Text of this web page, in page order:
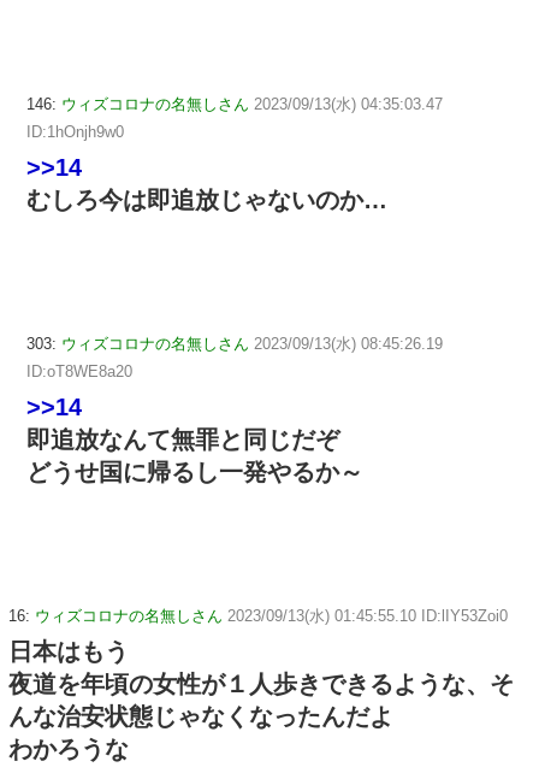
146: ウィズコロナの名無しさん 2023/09/13(水) 04:35:03.47
ID:1hOnjh9w0
>>14
むしろ今は即追放じゃないのか…
303: ウィズコロナの名無しさん 2023/09/13(水) 08:45:26.19
ID:oT8WE8a20
>>14
即追放なんて無罪と同じだぞ
どうせ国に帰るし一発やるか～
16: ウィズコロナの名無しさん 2023/09/13(水) 01:45:55.10 ID:lIY53Zoi0
日本はもう
夜道を年頃の女性が１人歩きできるような、そ
んな治安状態じゃなくなったんだよ
わかろうな